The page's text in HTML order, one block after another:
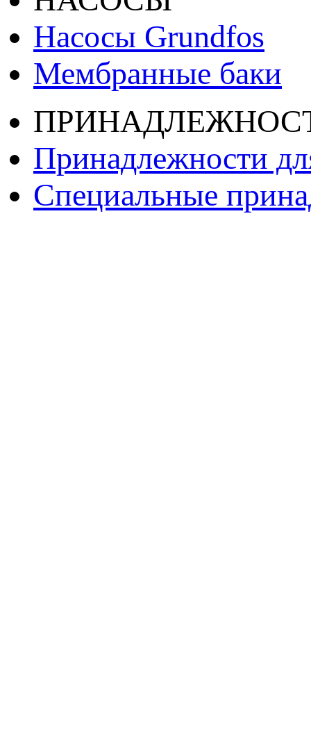
Насосы Grundfos
Мембранные баки
Принадлежности
Специальные